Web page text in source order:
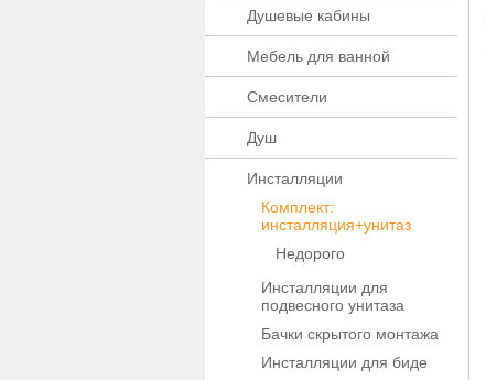
Душевые кабины
Мебель для ванной
Смесители
Душ
Инсталляции
Комплект:
инсталляция+унитаз
Недорого
Инсталляции для
подвесного унитаза
Бачки скрытого монтажа
Инсталляции для биде